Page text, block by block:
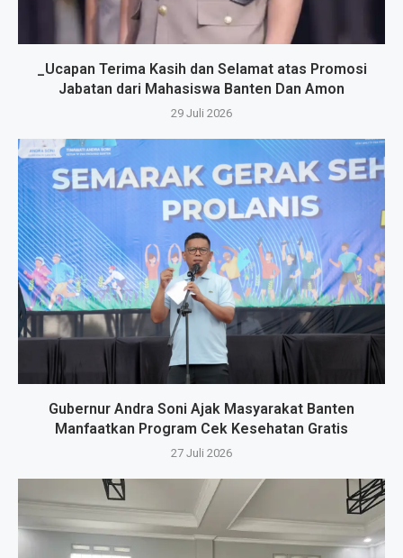
_Ucapan Terima Kasih dan Selamat atas Promosi
Jabatan dari Mahasiswa Banten Dan Amon
29 Juli 2026
Gubernur Andra Soni Ajak Masyarakat Banten
Manfaatkan Program Cek Kesehatan Gratis
27 Juli 2026